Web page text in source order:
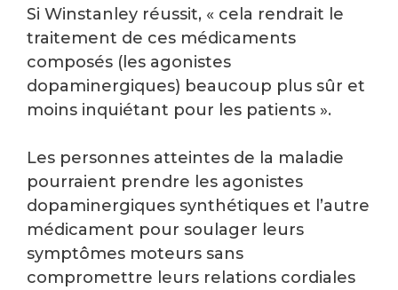
Si Winstanley réussit, « cela rendrait le
traitement de ces médicaments
composés (les agonistes
dopaminergiques) beaucoup plus sûr et
moins inquiétant pour les patients ».
Les personnes atteintes de la maladie
pourraient prendre les agonistes
dopaminergiques synthétiques et l’autre
médicament pour soulager leurs
symptômes moteurs sans
compromettre leurs relations cordiales